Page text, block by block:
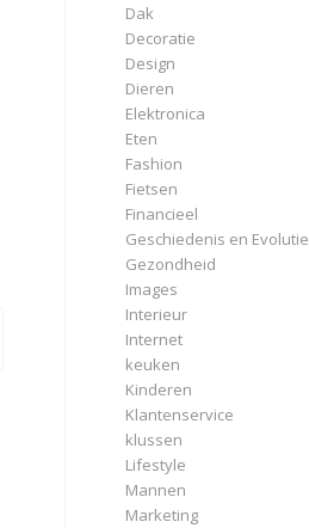
Dak
Decoratie
Design
Dieren
Elektronica
Eten
Fashion
Fietsen
Financieel
Geschiedenis en Evolutie
Gezondheid
Images
Interieur
Internet
keuken
Kinderen
Klantenservice
klussen
Lifestyle
Mannen
Marketing